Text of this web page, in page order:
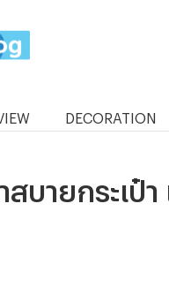
DECORATION
บายกระเป๋